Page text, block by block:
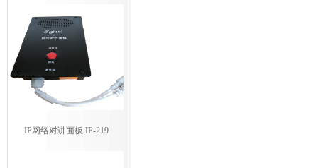
IP网络对讲面板 IP-219